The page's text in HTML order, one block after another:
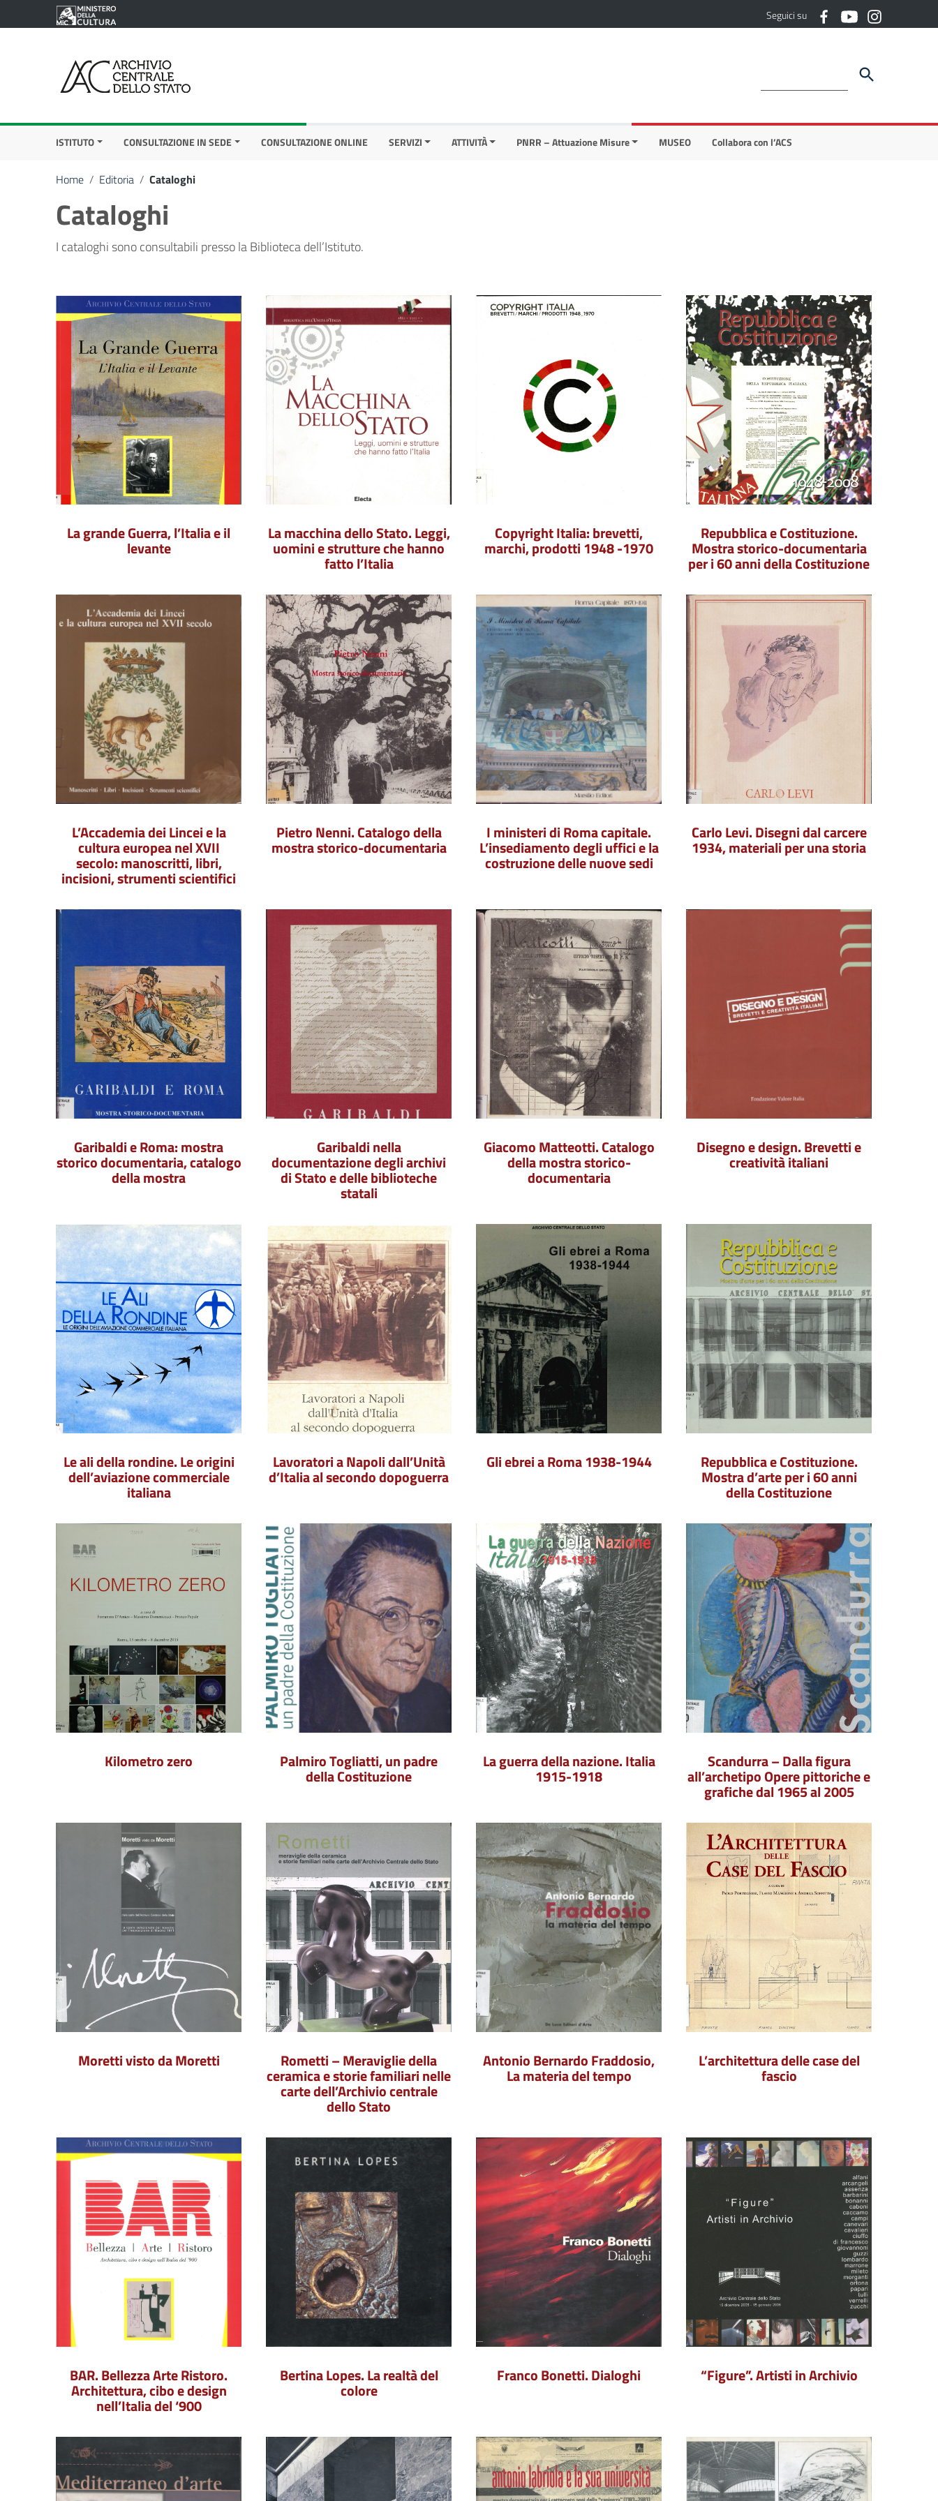
Vai ai contenuti
Vai al menu di navigazione
Seguici su
ISTITUTO CONSULTAZIONE IN SEDE CONSULTAZIONE ONLINE SERVIZI ATTIVITÀ PNRR – Attuazione Misure MUSEO Collabora con l’ACS
Home / Editoria / Cataloghi
Cataloghi
I cataloghi sono consultabili presso la Biblioteca dell’Istituto.
La grande Guerra, l’Italia e il
levante
La macchina dello Stato. Leggi,
uomini e strutture che hanno
fatto l’Italia
Copyright Italia: brevetti,
marchi, prodotti 1948 -1970
Repubblica e Costituzione.
Mostra storico-documentaria
per i 60 anni della Costituzione
L’Accademia dei Lincei e la
cultura europea nel XVII
secolo: manoscritti, libri,
incisioni, strumenti scientifici
Pietro Nenni. Catalogo della
mostra storico-documentaria
I ministeri di Roma capitale.
L’insediamento degli uffici e la
costruzione delle nuove sedi
Carlo Levi. Disegni dal carcere
1934, materiali per una storia
Garibaldi e Roma: mostra
storico documentaria, catalogo
della mostra
Garibaldi nella
documentazione degli archivi
di Stato e delle biblioteche
statali
Giacomo Matteotti. Catalogo
della mostra storico-
documentaria
Disegno e design. Brevetti e
creatività italiani
Le ali della rondine. Le origini
dell’aviazione commerciale
italiana
Lavoratori a Napoli dall’Unità
d’Italia al secondo dopoguerra
Gli ebrei a Roma 1938-1944 Repubblica e Costituzione.
Mostra d’arte per i 60 anni
della Costituzione
Kilometro zero Palmiro Togliatti, un padre
della Costituzione
La guerra della nazione. Italia
1915-1918
Scandurra – Dalla figura
all’archetipo Opere pittoriche e
grafiche dal 1965 al 2005
Moretti visto da Moretti Rometti – Meraviglie della
ceramica e storie familiari nelle
carte dell’Archivio centrale
dello Stato
Antonio Bernardo Fraddosio,
La materia del tempo
L’architettura delle case del
fascio
BAR. Bellezza Arte Ristoro.
Architettura, cibo e design
nell’Italia del ‘900
Bertina Lopes. La realtà del
colore
Franco Bonetti. Dialoghi “Figure”. Artisti in Archivio